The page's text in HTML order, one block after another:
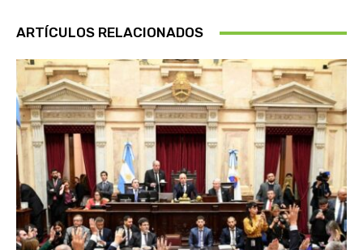
ARTÍCULOS RELACIONADOS